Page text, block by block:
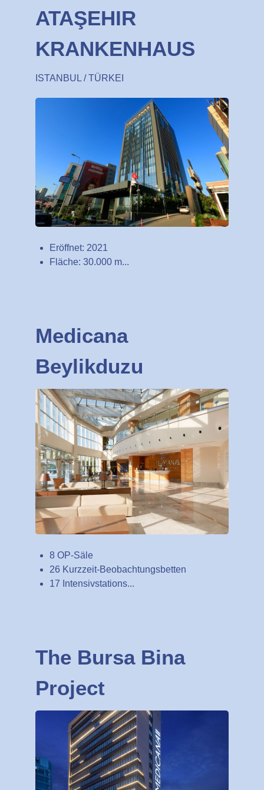
ATAŞEHIR
KRANKENHAUS
ISTANBUL / TÜRKEI
Eröffnet: 2021
Fläche: 30.000 m...
Medicana
Beylikduzu
8 OP-Säle
26 Kurzzeit-Beobachtungsbetten
17 Intensivstations...
The Bursa Bina
Project